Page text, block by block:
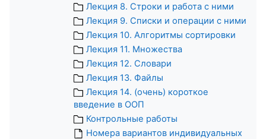
Лекция 8. Строки и работа с ними
Лекция 9. Списки и операции с ними
Лекция 10. Алгоритмы сортировки
Лекция 11. Множества
Лекция 12. Словари
Лекция 13. Файлы
Лекция 14. (очень) короткое
введение в ООП
Контрольные работы
Номера вариантов индивидуальных